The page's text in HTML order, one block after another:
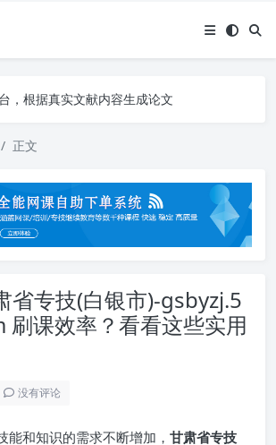
网课、成教、培训、继续教育。现已接入代刷代考项目3000+
正文
省专技(白银市)-gsbyzj.5
课效率？看看这些实用
没有评论
能和知识的需求不断增加， 甘肃省专技